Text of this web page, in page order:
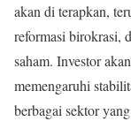
akan di terapkan,
reformasi birokrasi,
saham. Investor
memengaruhi
berbagai sektor